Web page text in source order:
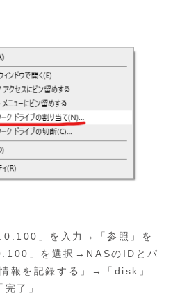
」を入力→「参照」を
」を選択→NASのIDとパ
報を記録する」→「disk」
了」